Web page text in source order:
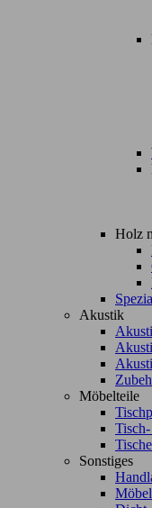
Holz
Akustik
Möbelteile
Sonstiges